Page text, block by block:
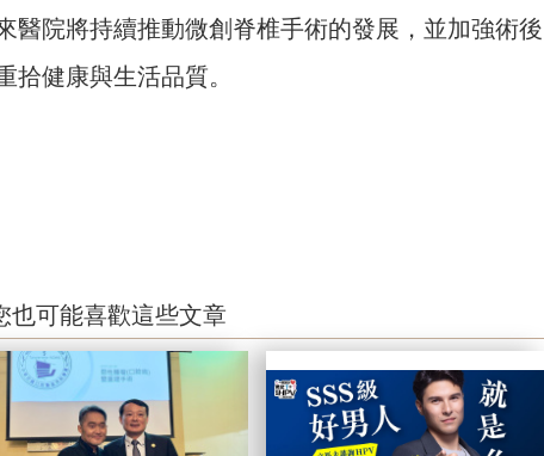
醫院將持續推動微創脊椎手術的發展，並加強術後
拾健康與生活品質。
也可能喜歡這些文章